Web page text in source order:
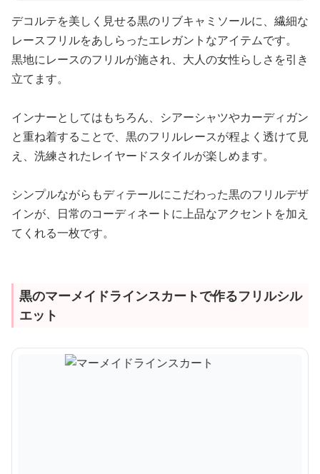
デコルテを美しく見せる黒のリブキャミソールに、繊細な
レースフリルをあしらったエレガントなアイテムです。
黒地にレースのフリルが施され、大人の女性らしさを引き
立てます。
インナーとしてはもちろん、シアーシャツやカーディガン
と重ね着することで、黒のフリルレースが程よく透けて見
え、洗練されたレイヤードスタイルが楽しめます。
シンプルながらもディテールにこだわった黒のフリルデザ
インが、日常のコーディネートに上品なアクセントを加え
てくれる一枚です。
黒のマーメイドラインスカートで作るフリルシル
エット